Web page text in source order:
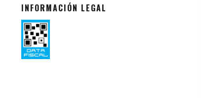
INFORMACIÓN LEGAL